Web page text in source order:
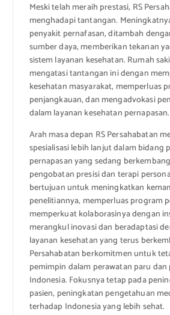
Meski telah meraih prestasi, RS
menghadapi tantangan.
penyakit pernafasan, ditambah
sumber daya, memberikan tekanan
sistem layanan kesehatan. Rumah
mengatasi tantangan ini dengan
kesehatan masyarakat, memperluas
penjangkauan, dan mengadvokasi
dalam layanan kesehatan pernapasan.
Arah masa depan RS Persahabatan
spesialisasi lebih lanjut dalam bidang
pernapasan yang sedang
pengobatan presisi dan terapi
bertujuan untuk meningkatkan
penelitiannya, memperluas program
memperkuat kolaborasinya dengan
merangkul inovasi dan beradaptasi
layanan kesehatan yang terus
Persahabatan berkomitmen untuk
pemimpin dalam perawatan paru dan
Indonesia. Fokusnya tetap pada
pasien, peningkatan pengetahuan
terhadap Indonesia yang lebih sehat.